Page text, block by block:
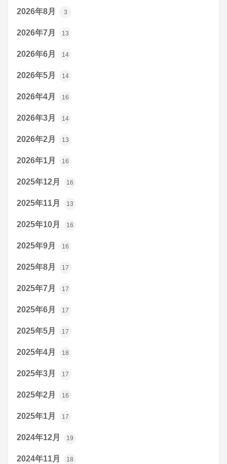
2026年8月 3
2026年7月 13
2026年6月 14
2026年5月 14
2026年4月 16
2026年3月 14
2026年2月 13
2026年1月 16
2025年12月 16
2025年11月 13
2025年10月 16
2025年9月 16
2025年8月 17
2025年7月 17
2025年6月 17
2025年5月 17
2025年4月 18
2025年3月 17
2025年2月 16
2025年1月 17
2024年12月 19
2024年11月 18